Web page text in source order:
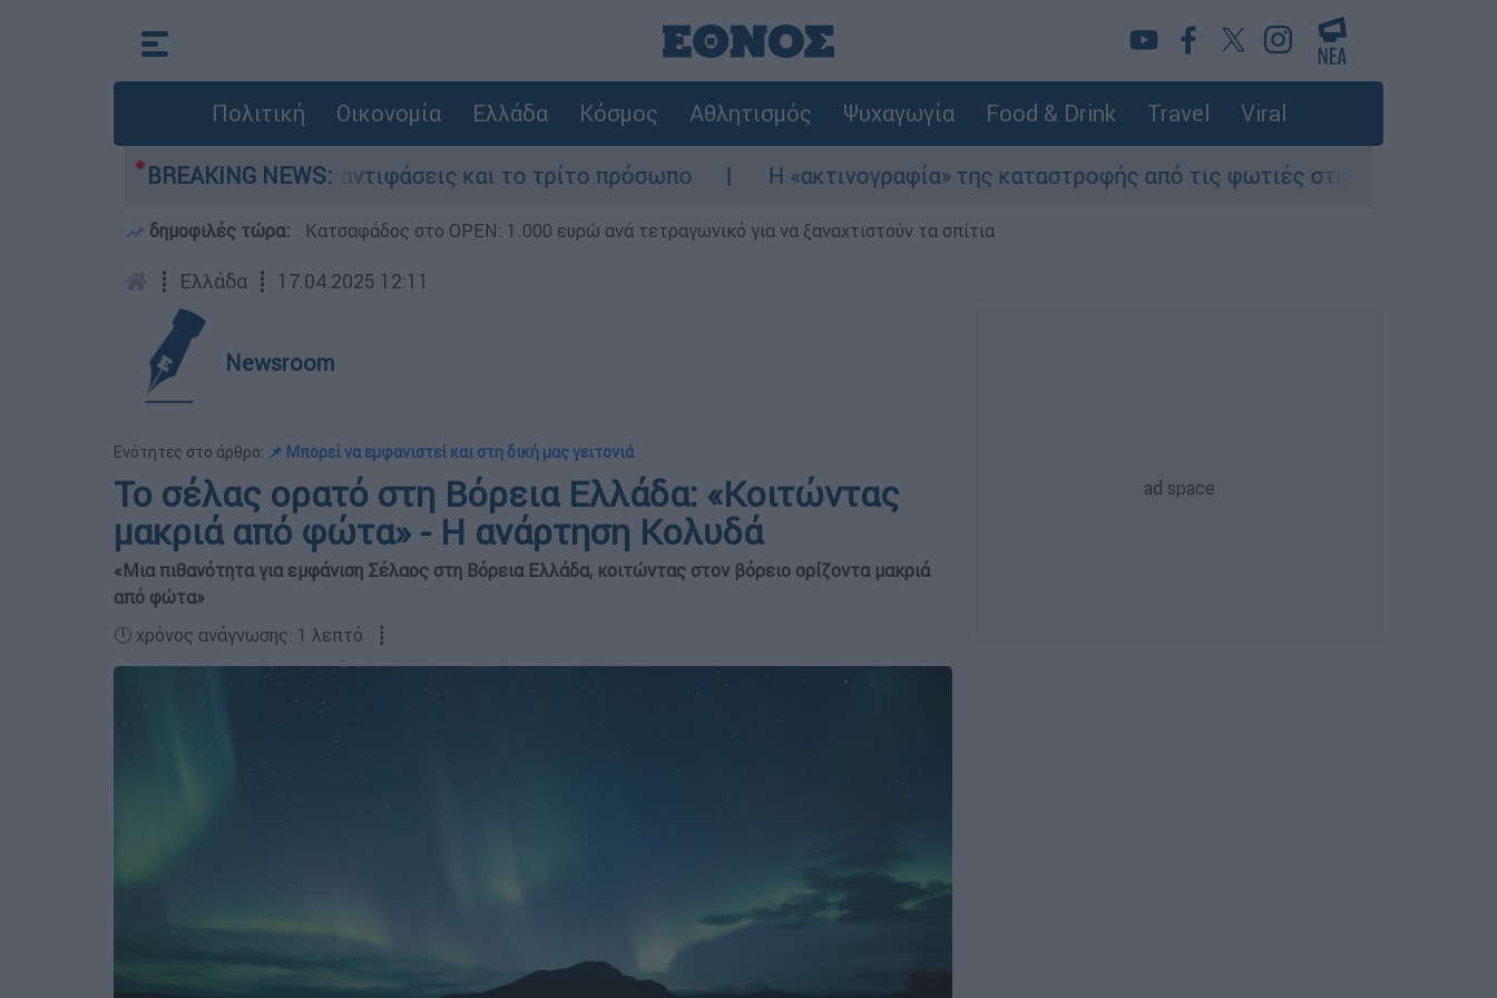
Πολιτική Οικονομία Ελλάδα Κόσμος Αθλητισμός Ψυχαγωγία Food & Drink Travel Viral
BREAKING NEWS:
στην Κυψέλη: Οι αντιφάσεις και το τρίτο πρόσωπο Η «ακτινογραφία» της καταστροφής από τις φωτιές στη Δυτική Αττική - Οι
δημοφιλές τώρα: Κατσαφάδος στο OPEN: 1.000 ευρώ ανά τετραγωνικό για να ξαναχτιστούν τα σπίτια
┋ Ελλάδα ┋ 17.04.2025 12:11
Newsroom
Ενότητες στο άρθρο: 📌 Μπορεί να εμφανιστεί και στη δική μας γειτονιά
Το σέλας ορατό στη Βόρεια Ελλάδα: «Κοιτώντας
μακριά από φώτα» - Η ανάρτηση Κολυδά
«Μια πιθανότητα για εμφάνιση Σέλαος στη Βόρεια Ελλάδα, κοιτώντας στον βόρειο ορίζοντα μακριά
από φώτα»
🕛 χρόνος ανάγνωσης: 1 λεπτό ┋